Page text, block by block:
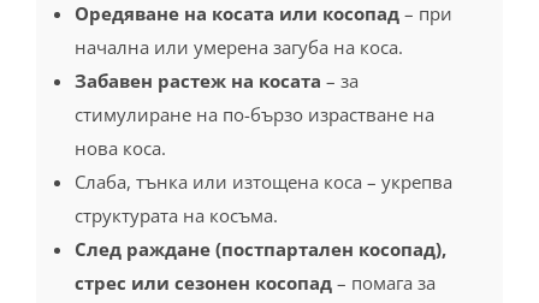
Оредяване на косата или косопад– при
начална или умерена загуба на коса.
Забавен растеж на косата – за
стимулиране на по-бързо израстване на
нова коса.
Слаба, тънка или изтощена коса – укрепва
структурата на косъма.
След раждане (постпартален косопад),
стрес или сезонен косопад– помага за